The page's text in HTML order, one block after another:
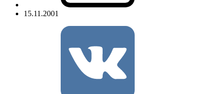
15.11.2001